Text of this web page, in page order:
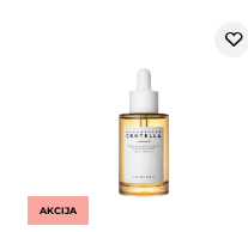
AKCIJA